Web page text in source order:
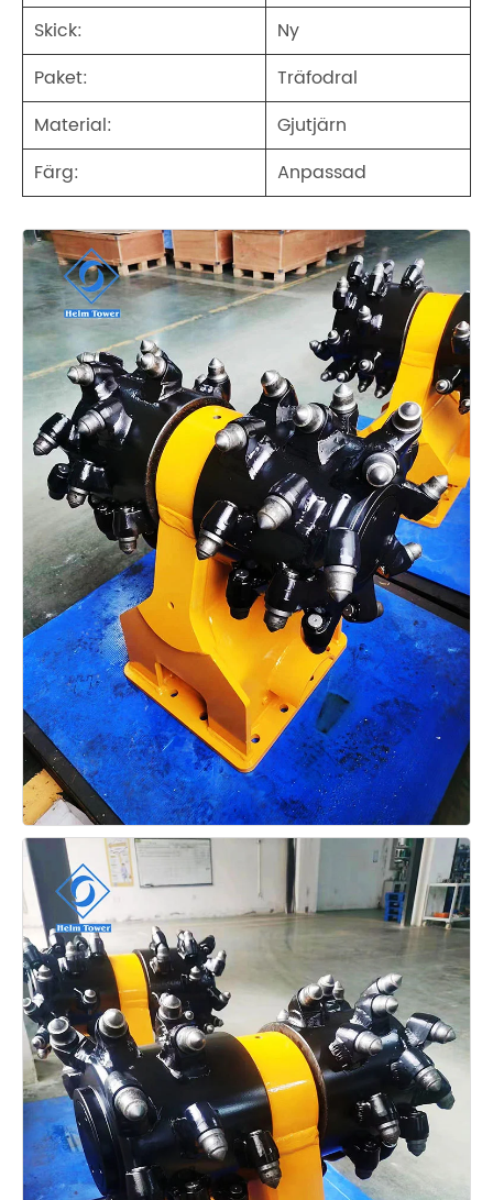
Skick:
Ny
Paket:
Träfodral
Material:
Gjutjärn
Färg:
Anpassad